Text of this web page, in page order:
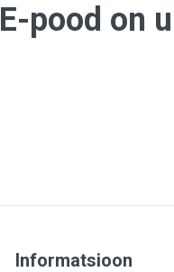
E-pood on
Informatsioon